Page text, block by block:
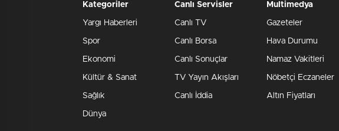
Kategoriler
Yargı Haberleri
Spor
Ekonomi
Kültür & Sanat
Sağlık
Dünya
Canlı Servisler
Canlı TV
Canlı Borsa
Canlı Sonuçlar
TV Yayın Akışları
Canlı İddia
Multimedya
Gazeteler
Hava Durumu
Namaz Vakitleri
Nöbetçi Eczaneler
Altın Fiyatları